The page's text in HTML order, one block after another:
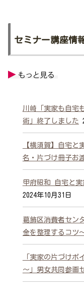
セミナー講座情
川崎「実家も自宅
術」終了しました
【横須賀】自宅と
名・片づけ冊子お
甲府昭和 自宅と
2024年10月31日
葛飾区消費者セン
金を整理するコツ
「実家の片づけポ
～」男女共同参画